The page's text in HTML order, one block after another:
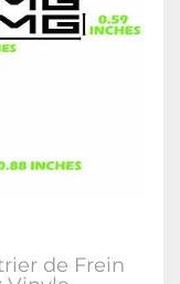
de Frein